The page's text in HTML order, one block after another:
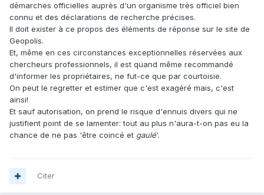
démarches officielles auprès d'un organisme très officiel bien
connu et des déclarations de recherche précises.
Il doit exister à ce propos des éléments de réponse sur le site de
Geopolis.
Et, même en ces circonstances exceptionnelles réservées aux
chercheurs professionnels, il est quand même recommandé
d'informer les propriétaires, ne fut-ce que par courtoisie.
On peut le regretter et estimer que c'est exagéré mais, c'est
ainsi!
Et sauf autorisation, on prend le risque d'ennuis divers qui ne
justifient point de se lamenter: tout au plus n'aura-t-on pas eu la
chance de ne pas 'être coincé et gaulé'.
Citer